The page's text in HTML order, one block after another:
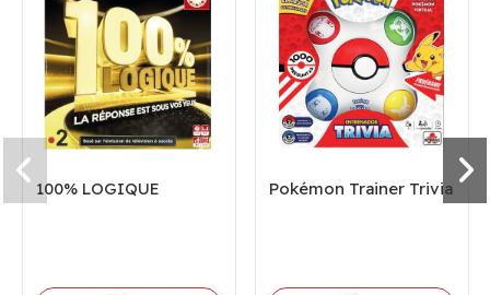
100% LOGIQUE Pokémon Trainer Trivia